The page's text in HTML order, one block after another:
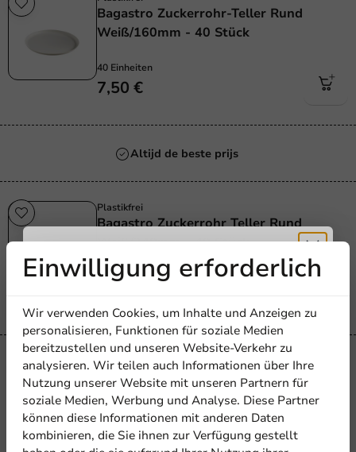
Bagastro Zuckerrohr-Teller Rund
Weiß/160mm - 40 Stück
40 Einheiten
7,50 €
Altijd de beste prijs
Plastikfrei
Bagastro Zuckerrohr Teller Rund
Weiß/240mm - 40 Stück
40 Einheiten
Plastikfrei
Bagastro Zuckerrohr Teller Tief
Weiß/180mm - 200 Stück
20 Einheiten
Einwilligung erforderlich
Wir verwenden Cookies, um Inhalte und Anzeigen zu
personalisieren, Funktionen für soziale Medien
bereitzustellen und unseren Website-Verkehr zu
analysieren. Wir teilen auch Informationen über Ihre
Nutzung unserer Website mit unseren Partnern für
soziale Medien, Werbung und Analyse. Diese Partner
können diese Informationen mit anderen Daten
kombinieren, die Sie ihnen zur Verfügung gestellt
Erhalten Sie
5% Rabatt
Abonnieren Sie unseren
Newsletter!